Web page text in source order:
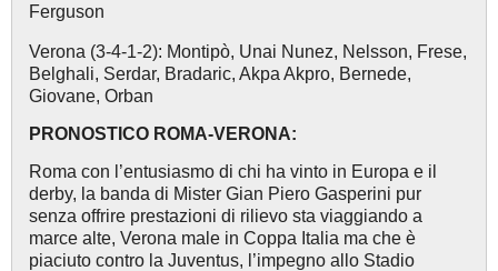
Ferguson
Verona (3-4-1-2): Montipò, Unai Nunez, Nelsson, Frese,
Belghali, Serdar, Bradaric, Akpa Akpro, Bernede,
Giovane, Orban
PRONOSTICO ROMA-VERONA:
Roma con l’entusiasmo di chi ha vinto in Europa e il
derby, la banda di Mister Gian Piero Gasperini pur
senza offrire prestazioni di rilievo sta viaggiando a
marce alte, Verona male in Coppa Italia ma che è
piaciuto contro la Juventus, l’impegno allo Stadio